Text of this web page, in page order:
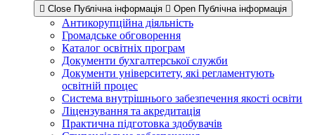
Close Публічна інформація Open Публічна інформація
Антикорупційна діяльність
Громадське обговорення
Каталог освітніх програм
Документи бухгалтерської служби
Документи університету, які регламентують
освітній процес
Система внутрішнього забезпечення якості освіти
Ліцензування та акредитація
Практична підготовка здобувачів